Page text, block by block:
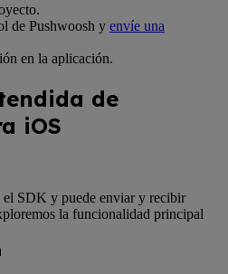
de Pushwoosh y envíe una
en la aplicación.
de
iOS
el SDK y puede enviar y recibir
la funcionalidad principal